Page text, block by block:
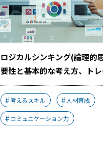
ロジカルシンキング(論理的
要性と基本的な考え方、ト
を解説
考えるスキル 人材育成
コミュニケーション力